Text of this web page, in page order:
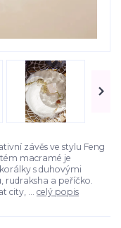
závěs ve stylu Feng
macramé je
s duhovými
rudraksha a peříčko.
city, ... celý popis